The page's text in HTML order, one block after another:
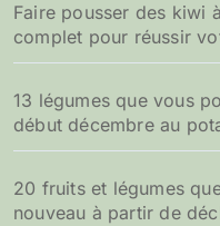
Faire pousser des kiwi
complet pour réussir
13 légumes que vous
début décembre au
20 fruits et légumes
nouveau à partir de